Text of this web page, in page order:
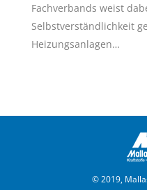
Fachverbands weist
Selbstverständlichkeit
Heizungsanlagen…
© 2019,